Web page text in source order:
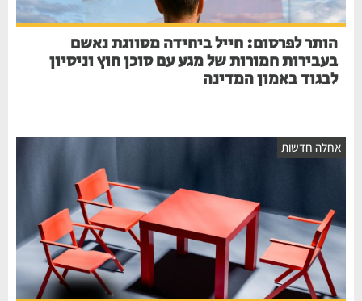
הותר לפרסום: חייל ביחידה מסווגת נאשם
בעבירות חמורות של מגע עם סוכן חוץ וניסיון
לבגוד באמון המדינה
אחלה חדשות